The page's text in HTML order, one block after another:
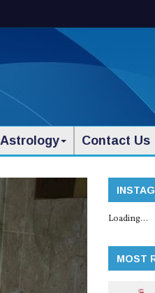
Astrology Contact Us
Loading...
MOST